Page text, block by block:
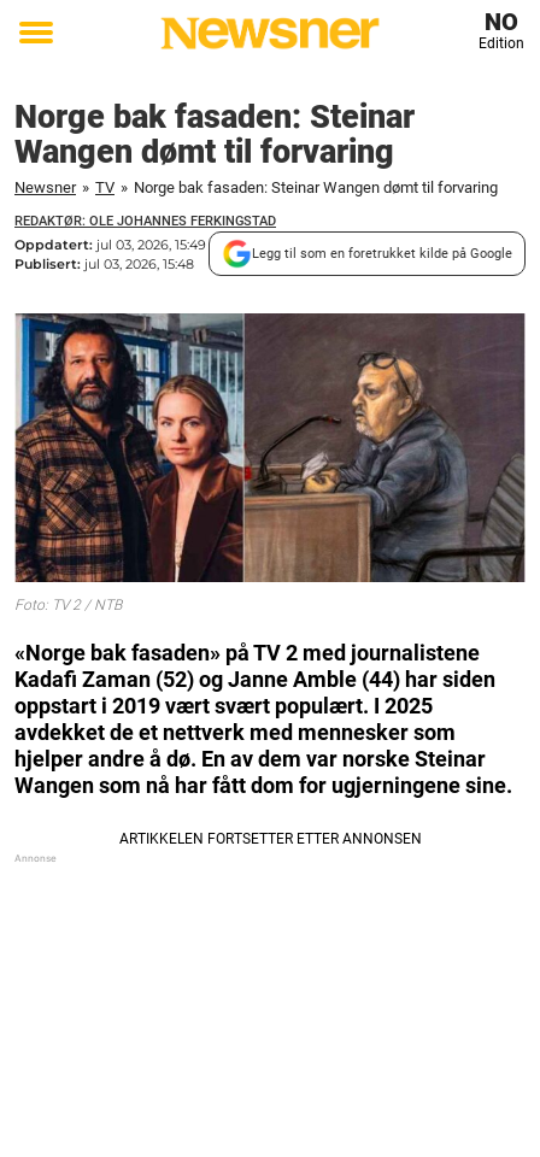
Toggle
NO
Edition
Norge bak fasaden: Steinar
Wangen dømt til forvaring
Newsner » TV » Norge bak fasaden: Steinar Wangen dømt til forvaring
REDAKTØR: OLE JOHANNES FERKINGSTAD
Oppdatert: jul 03, 2026, 15:49
Publisert: jul 03, 2026, 15:48
Legg til som en foretrukket kilde på Google
Foto: TV 2 / NTB
«Norge bak fasaden» på TV 2 med journalistene
Kadafi Zaman (52) og Janne Amble (44) har siden
oppstart i 2019 vært svært populært. I 2025
avdekket de et nettverk med mennesker som
hjelper andre å dø. En av dem var norske Steinar
Wangen som nå har fått dom for ugjerningene sine.